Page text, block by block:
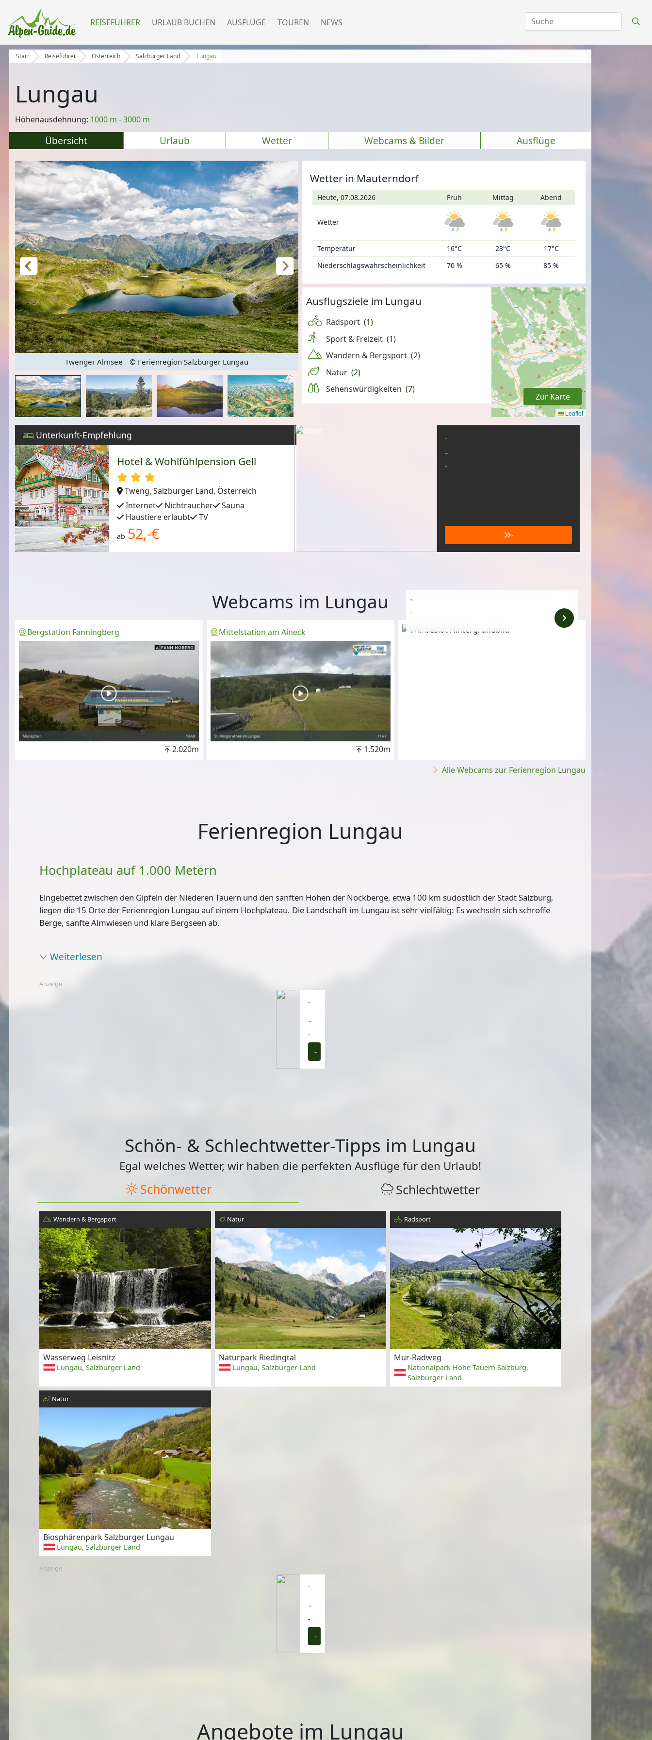
REISEFÜHRER URLAUB BUCHEN AUSFLÜGE TOUREN NEWS
Start Reiseführer Österreich Salzburger Land Lungau
Lungau
Höhenausdehnung: 1000 m - 3000 m
Übersicht Urlaub Wetter Webcams & Bilder Ausflüge
Twenger Almsee
© Ferienregion Salzburger Lungau Panorama im Prebergebiet © Ferienregion Lungau / G.A. Service GmbH
Wetter in Mauterndorf
Heute, 07.08.2026
Wetter
Temperatur
Niederschlagswahrscheinlichkeit
Früh
16°C
70 %
Mittag
23°C
65 %
Abend
17°C
85 %
Ausflugsziele im Lungau
Radsport (1)
Sport & Freizeit (1)
Wandern & Bergsport (2)
Natur (2)
Sehenswürdigkeiten (7)
Leaflet
Zur Karte
Unterkunft-Empfehlung
Hotel & Wohlfühlpension Gell
Tweng, Salzburger Land, Österreich
Internet
Nichtraucher
Sauna
Haustiere erlaubt
TV
ab 52,-€
-
-
-
-
Anzeige
Webcams im Lungau
Bergstation Fanningberg
2.020m
Mittelstation am Aineck
1.520m
Anzeige
-
-
Alle Webcams zur Ferienregion Lungau
Ferienregion Lungau
Hochplateau auf 1.000 Metern
Eingebettet zwischen den Gipfeln der Niederen Tauern und den sanften Höhen der Nockberge, etwa 100 km südöstlich der Stadt Salzburg,
liegen die 15 Orte der Ferienregion Lungau auf einem Hochplateau. Die Landschaft im Lungau ist sehr vielfältig: Es wechseln sich schroffe
Berge, sanfte Almwiesen und klare Bergseen ab.
Weiterlesen
Anzeige
-
-
-
-
Schön- & Schlechtwetter-Tipps im Lungau
Egal welches Wetter, wir haben die perfekten Ausflüge für den Urlaub!
Schönwetter Schlechtwetter
Wandern & Bergsport
Wasserweg Leisnitz
Lungau, Salzburger Land
Natur
Naturpark Riedingtal
Lungau, Salzburger Land
Radsport
Mur-Radweg
Nationalpark Hohe Tauern Salzburg,
Salzburger Land
Natur
Biosphärenpark Salzburger Lungau
Lungau, Salzburger Land
Anzeige
-
-
-
-
Angebote im Lungau